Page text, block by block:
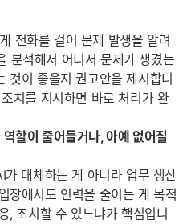
전화를 걸어 문제 발생을 알려
분석해서 어디서 문제가 생겼는
것이 좋을지 권고안을 제시합니
치를 지시하면 바로 처리가 완
할이 줄어들거나, 아예 없어질
대체하는 게 아니라 업무 생산
장에서도 인력을 줄이는 게 목적
, 조치할 수 있느냐가 핵심입니